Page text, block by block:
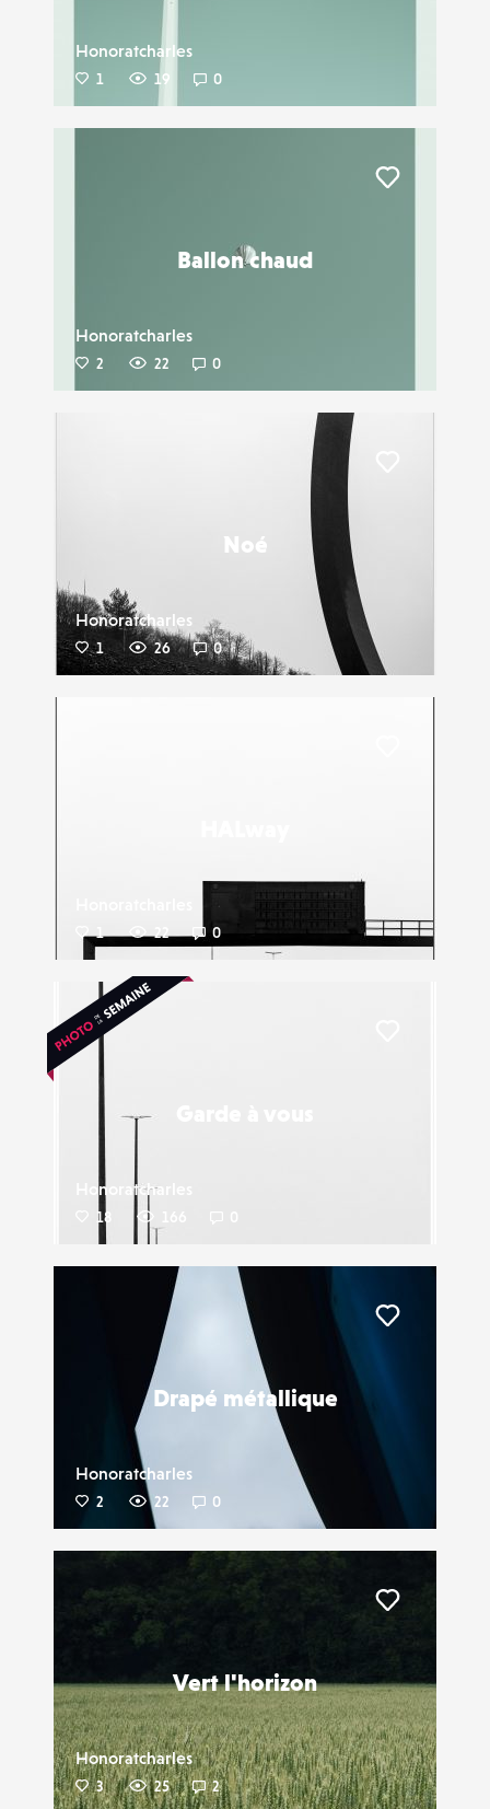
Honoratcharles
1 19 0
Ballon chaud
Honoratcharles
2 22 0
Noé
Honoratcharles
1 26 0
1 22 0
Honoratcharles
18
Drapé métallique
Honoratcharles
2 22 0
Vert l'horizon
Honoratcharles
3 25 2